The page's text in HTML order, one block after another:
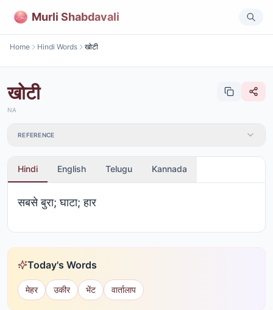
Murli Shabdavali
Home Hindi Words खोटी
खोटी
NA
REFERENCE
Hindi English Telugu Kannada
सबसे बुरा; घाटा; हार
Today's Words
मेहर उकीर भेंट वार्तालाप